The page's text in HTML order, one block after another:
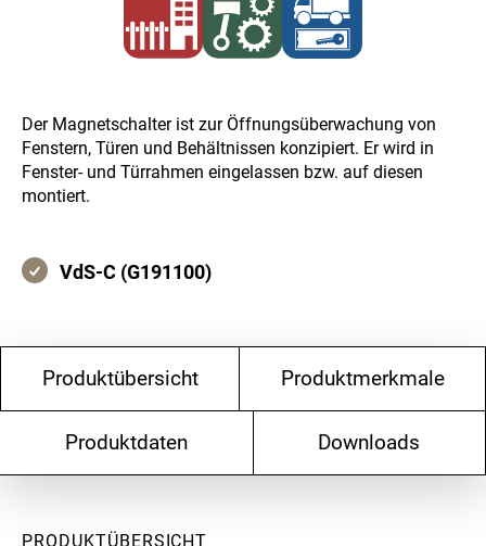
Der Magnetschalter ist zur Öffnungsüberwachung von
Fenstern, Türen und Behältnissen konzipiert. Er wird in
Fenster- und Türrahmen eingelassen bzw. auf diesen
montiert.
VdS-C (G191100)
Produktübersicht Produktmerkmale
Produktdaten Downloads
PRODUKTÜBERSICHT